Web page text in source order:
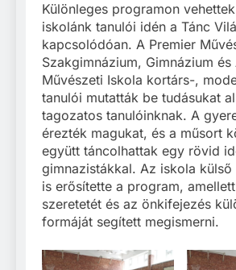
Különleges programon
iskolánk tanulói idén a Tánc
kapcsolódóan. A Premier
Szakgimnázium, Gimnázium
Művészeti Iskola kortárs-,
tanulói mutatták be tudásukat
tagozatos tanulóinknak. A
érezték magukat, és a műsort
együtt táncolhattak egy rövid
gimnazistákkal. Az iskola
is erősítette a program,
szeretetét és az önkifejezés
formáját segített megismerni.